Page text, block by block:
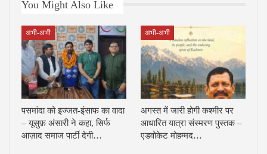
You Might Also Like
अभी-अभी
पसमांदा को इज्जत-इंसाफ का वादा
– यूसुफ़ अंसारी ने कहा, सिर्फ
आज़ाद समाज पार्टी देगी…
अभी-अभी
अगस्त में जारी होगी कश्मीर पर
आधारित यात्रा संस्मरण पुस्तक –
एडवोकेट मोहम्मद…